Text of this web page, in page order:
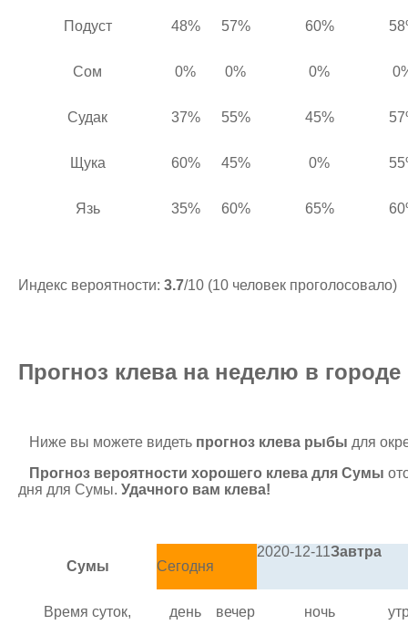
Подуст 48% 57% 60%
Сом 0% 0% 0%
Судак 37% 55% 45%
Щука 60% 45% 0%
Язь 35% 60% 65%
Индекс вероятности: 3.7/10 (10 человек проголосовало)
Прогноз клева на неделю в
Ниже вы можете видеть прогноз клева рыбы для
Прогноз вероятности хорошего клева для Сумы
дня для Сумы. Удачного вам клева!
Сумы Сегодня
2020-12-11Завтра
Время суток, день вечер ночь